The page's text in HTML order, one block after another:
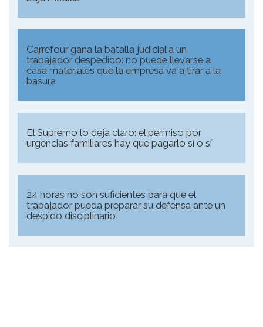
Carrefour gana la batalla judicial a un
trabajador despedido: no puede llevarse a
casa materiales que la empresa va a tirar a la
basura
El Supremo lo deja claro: el permiso por
urgencias familiares hay que pagarlo sí o sí
24 horas no son suficientes para que el
trabajador pueda preparar su defensa ante un
despido disciplinario